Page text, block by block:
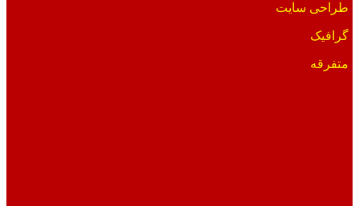
طراحی سایت
گرافیک
متفرقه